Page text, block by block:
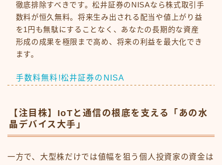
徹底排除すべきです。松井証券のNISAなら株式取引手
数料が恒久無料。将来生み出される配当や値上がり益
を1円も無駄にすることなく、あなたの長期的な資産
形成の成果を極限まで高め、将来の利益を最大化でき
ます。
手数料無料!松井証券のNISA
【注目株】IoTと通信の根底を支える「あの水
晶デバイス大手」
一方で、大型株だけでは値幅を狙う個人投資家の資金は